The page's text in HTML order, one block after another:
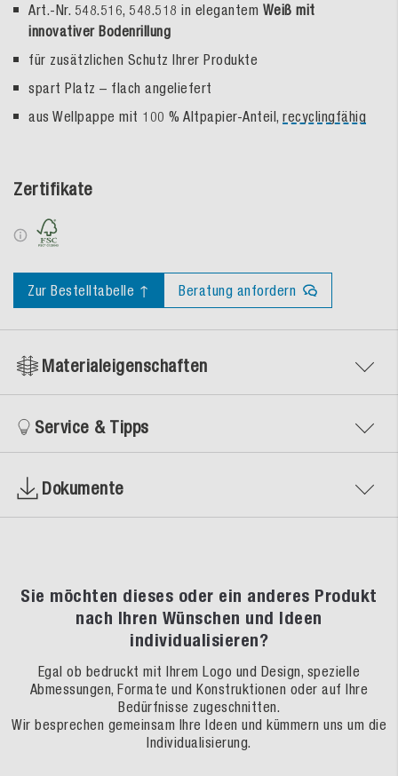
Art.-Nr. 548.516, 548.518 in elegantem Weiß mit
innovativer Bodenrillung
für zusätzlichen Schutz Ihrer Produkte
spart Platz – flach angeliefert
aus Wellpappe mit 100 % Altpapier-Anteil, recyclingfähig
Zertifikate
Zur Bestelltabelle ↑ Beratung anfordern
Materialeigenschaften
Service & Tipps
Dokumente
Sie möchten dieses oder ein anderes Produkt
nach Ihren Wünschen und Ideen
individualisieren?
Egal ob bedruckt mit Ihrem Logo und Design, spezielle
Abmessungen, Formate und Konstruktionen oder auf Ihre
Bedürfnisse zugeschnitten.
Wir besprechen gemeinsam Ihre Ideen und kümmern uns um die
Individualisierung.